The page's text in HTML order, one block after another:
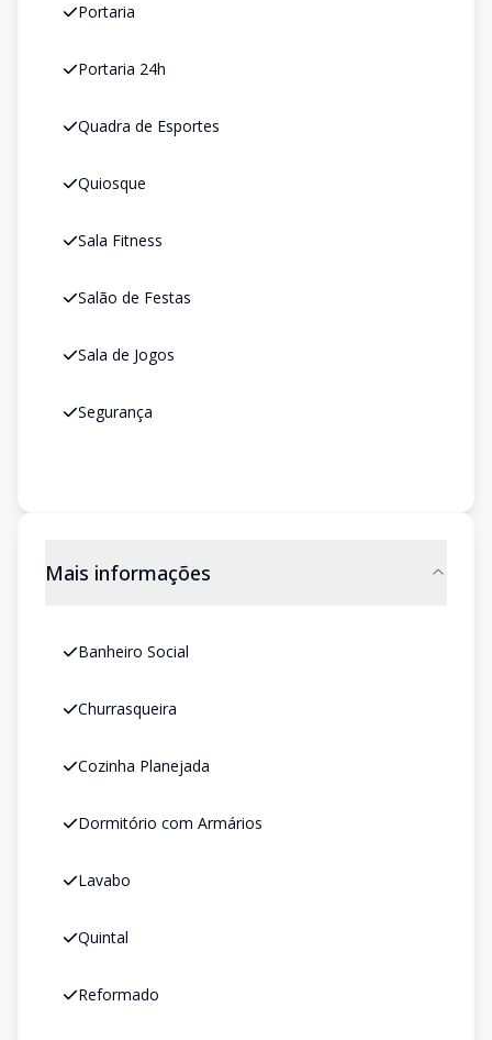
Portaria
Portaria 24h
Quadra de Esportes
Quiosque
Sala Fitness
Salão de Festas
Sala de Jogos
Segurança
Mais informações
Banheiro Social
Churrasqueira
Cozinha Planejada
Dormitório com Armários
Lavabo
Quintal
Reformado